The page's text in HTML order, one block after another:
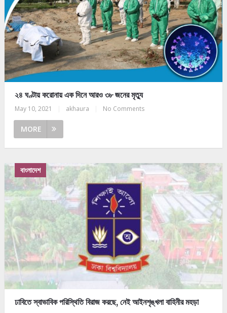
২৪ ঘণ্টায় করোনায় এক দিনে আরও ৩৮ জনের মৃত্যু
May 10, 2021 akhaura No Comments
MORE
বাংলাদেশ
ঢাবিতে স্বাভাবিক পরিস্থিতি বিরাজ করছে, নেই আইনশৃঙ্খলা বাহিনীর মহড়া